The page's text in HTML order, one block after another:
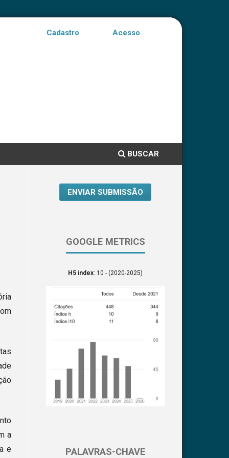
BUSCAR
Cadastro Acesso
a
e
ENVIAR SUBMISSÃO
GOOGLE METRICS
H5 index: 10 - (2020-2025)
PALAVRAS-CHAVE